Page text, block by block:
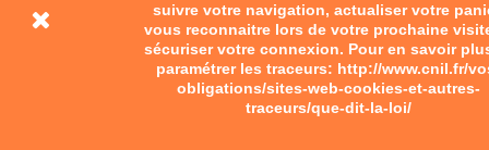
suivre votre navigation, actualiser votre
vous reconnaitre lors de votre prochaine
sécuriser votre connexion. Pour en savoir
paramétrer les traceurs: http://www.cnil.fr/
obligations/sites-web-cookies-et-autres-
traceurs/que-dit-la-loi/
4,50 €
Ajouter au panier